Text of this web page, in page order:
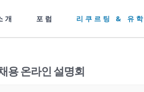
개 포럼 리쿠르팅 & 유학
용 온라인 설명회